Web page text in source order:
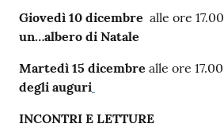
Giovedì 10 dicembre alle ore
un…albero di Natale
Martedì 15 dicembre alle ore
degli auguri
INCONTRI E LETTURE